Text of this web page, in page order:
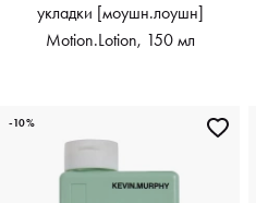
укладки [моушн.лоушн]
Motion.Lotion, 150 мл
-10%